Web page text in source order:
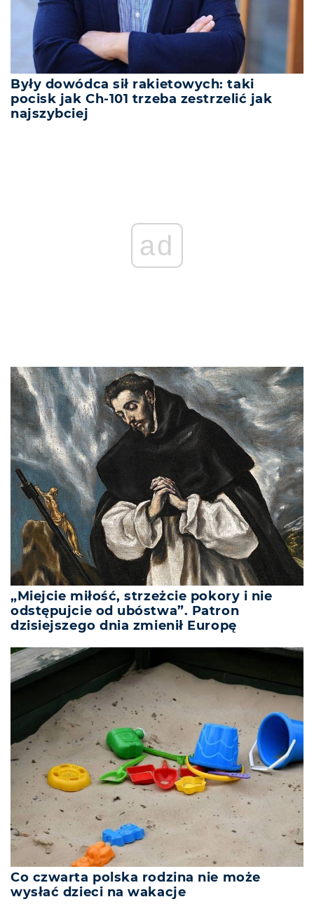
Były dowódca sił rakietowych: taki
pocisk jak Ch-101 trzeba zestrzelić jak
najszybciej
ad
„Miejcie miłość, strzeżcie pokory i nie
odstępujcie od ubóstwa”. Patron
dzisiejszego dnia zmienił Europę
Co czwarta polska rodzina nie może
wysłać dzieci na wakacje